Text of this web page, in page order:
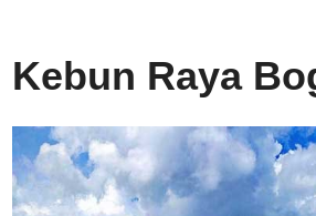
Kebun Raya